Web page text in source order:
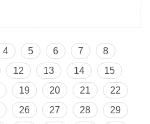
4 5 6 7
8
12 13 14
15
19 20 21
22
26 27 28
29